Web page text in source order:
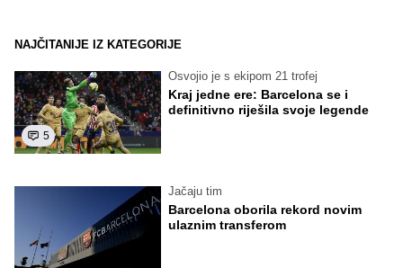
NAJČITANIJE IZ KATEGORIJE
5
Osvojio je s ekipom 21 trofej
Kraj jedne ere: Barcelona se i
definitivno riješila svoje legende
Jačaju tim
Barcelona oborila rekord novim
ulaznim transferom